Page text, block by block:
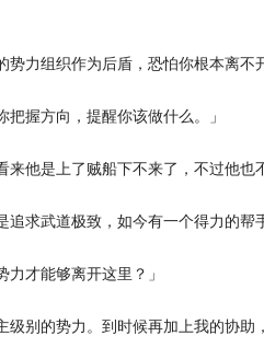
力组织作为后盾，恐怕你根本离不
握方向，提醒你该做什么。」
他是上了贼船下不来了，不过他也不
武道极致，如今有一个得力的帮
才能够离开这里？」
别的势力。到时候再加上我的协助